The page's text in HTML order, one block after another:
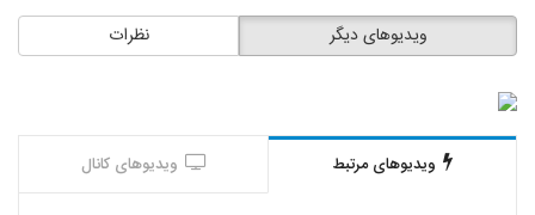
نظرات ویدیوهای دیگر
ویدیوهای مرتبط ویدیوهای کانال